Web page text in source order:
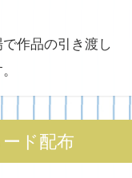
作品の引き渡し
ド配布